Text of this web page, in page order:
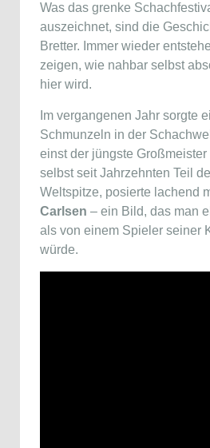
Was das grenke
auszeichnet, sind die
Bretter. Immer wieder
zeigen, wie nahbar selbst
hier wird.
Im vergangenen Jahr sorgte
Schmunzeln in der
einst der jüngste Großmeister
selbst seit Jahrzehnten Teil
Weltspitze, posierte lachend
Carlsen – ein Bild, das man
als von einem Spieler seiner
würde.